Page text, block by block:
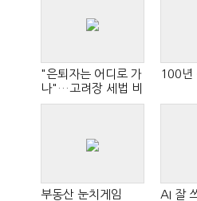
"은퇴자는 어디로 가
나"…고려장 세법 비
판 확산
100년
부동산 눈치게임
AI 잘